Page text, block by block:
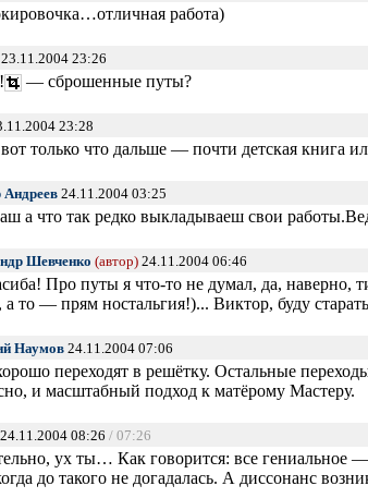
работа)
23:26
— сброшенные путы?
23:28
только что дальше — почти детская книга
Андреев24.11.2004 03:25
а что так редко выкладываеш свои
Шевченко (автор)24.11.2004 06:46
Про путы я что-то не думал, да, наверно,
то — прям ностальгия!)... Виктор, буду
Наумов24.11.2004 07:06
переходят в решётку. Остальные
и масштабный подход к матёрому Мастеру.
08:26 / 07:26
ух ты… Как говорится: все гениальное
до такого не догадалась. А диссонанс